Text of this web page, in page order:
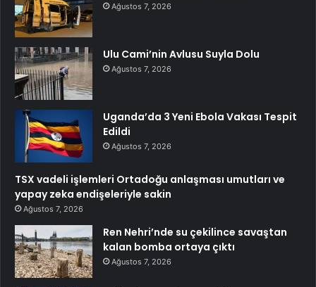
Ağustos 7, 2026
Ulu Cami’nin Avlusu Suyla Dolu
Ağustos 7, 2026
Uganda’da 3 Yeni Ebola Vakası Tespit
Edildi
Ağustos 7, 2026
TSX vadeli işlemleri Ortadoğu anlaşması umutları ve
yapay zeka endişeleriyle sakin
Ağustos 7, 2026
Ren Nehri’nde su çekilince savaştan
kalan bomba ortaya çıktı
Ağustos 7, 2026